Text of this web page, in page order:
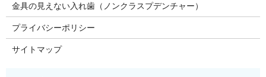
金具の見えない入れ歯（ノンクラスプデンチャー）
プライバシーポリシー
サイトマップ